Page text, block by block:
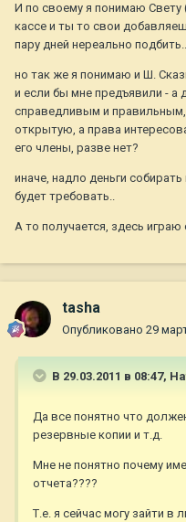
И по своему я понимаю Свету
кассе и ты то свои
пару дней нереально подбить..
но так же я понимаю и Ш.
и если бы мне предъявили - а
справедливым и правильным,
открытую, а права
его члены, разве нет?
иначе, надло деньги
будет требовать..
А то получается, здесь
tasha
Опубликовано 29
В 29.03.2011 в 08:47,
Да все понятно что
резервные копии и т.д.
Мне не понятно почему
отчета????
Т.е. я сейчас могу зайти в